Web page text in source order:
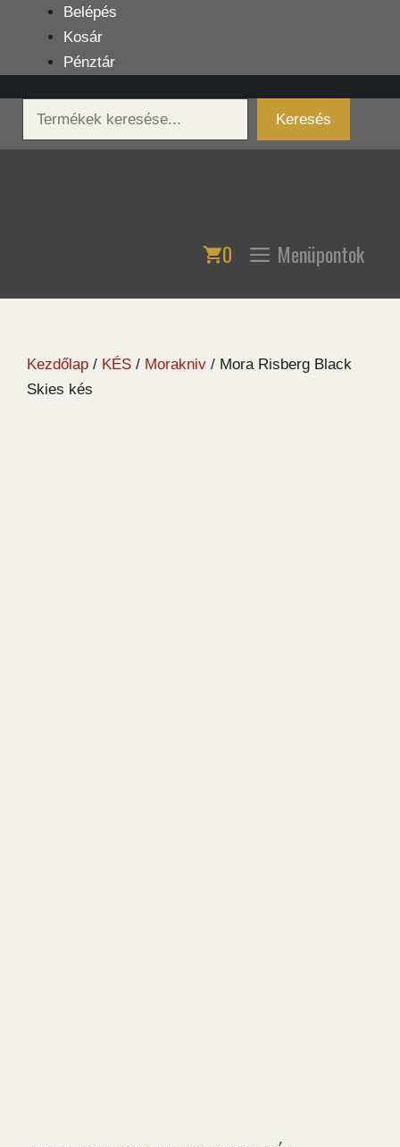
tartalomba
Belépés
Kosár
Pénztár
Keresés
Keresés
0 Menüpontok
Kezdőlap / KÉS / Morakniv / Mora Risberg Black
Skies kés